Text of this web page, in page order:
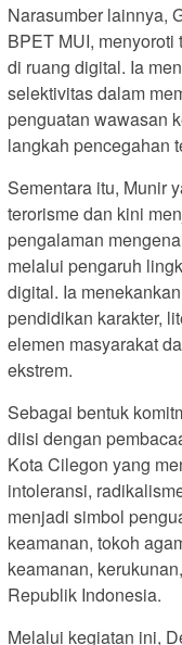
Narasumber lainnya,
BPET MUI,
di ruang digital. Ia
selektivitas dalam
penguatan wawasan
langkah pencegahan
Sementara itu, Munir
terorisme dan kini
pengalaman
melalui pengaruh
digital. Ia
pendidikan karakter,
elemen masyarakat
ekstrem.
Sebagai bentuk
diisi dengan
Kota Cilegon yang
intoleransi,
menjadi simbol
keamanan, tokoh
keamanan,
Republik Indonesia.
Melalui kegiatan ini,